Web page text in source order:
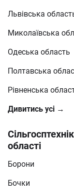
Львівська
Миколаївська
Одеська область
Полтавська
Рівненська
Дивитись усі →
області
Борони
Бочки